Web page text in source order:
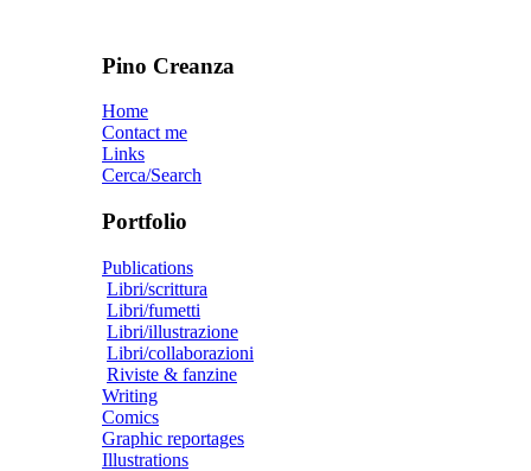
Pino Creanza
Home
Contact me
Links
Cerca/Search
Portfolio
Publications
Libri/scrittura
Libri/fumetti
Libri/illustrazione
Libri/collaborazioni
Riviste & fanzine
Writing
Comics
Graphic reportages
Illustrations